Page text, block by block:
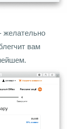
желательно
вам